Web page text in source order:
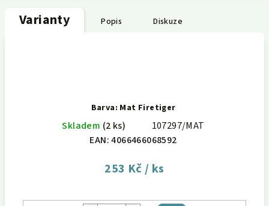
Varianty Popis Diskuze
Barva: Mat Firetiger
Skladem (2 ks)
107297/MAT
EAN: 4066466068592
253 Kč/ ks